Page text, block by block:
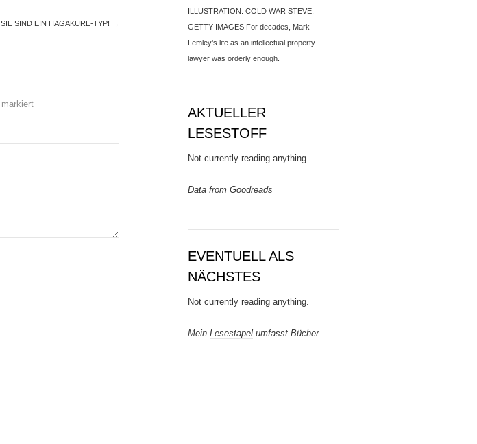
SIE SIND EIN HAGAKURE-TYP! →
markiert
ILLUSTRATION: COLD WAR STEVE;
GETTY IMAGES For decades, Mark
Lemley’s life as an intellectual property
lawyer was orderly enough.
AKTUELLER
LESESTOFF
Not currently reading anything.
Data from Goodreads
EVENTUELL ALS
NÄCHSTES
Not currently reading anything.
Mein Lesestapel umfasst Bücher.